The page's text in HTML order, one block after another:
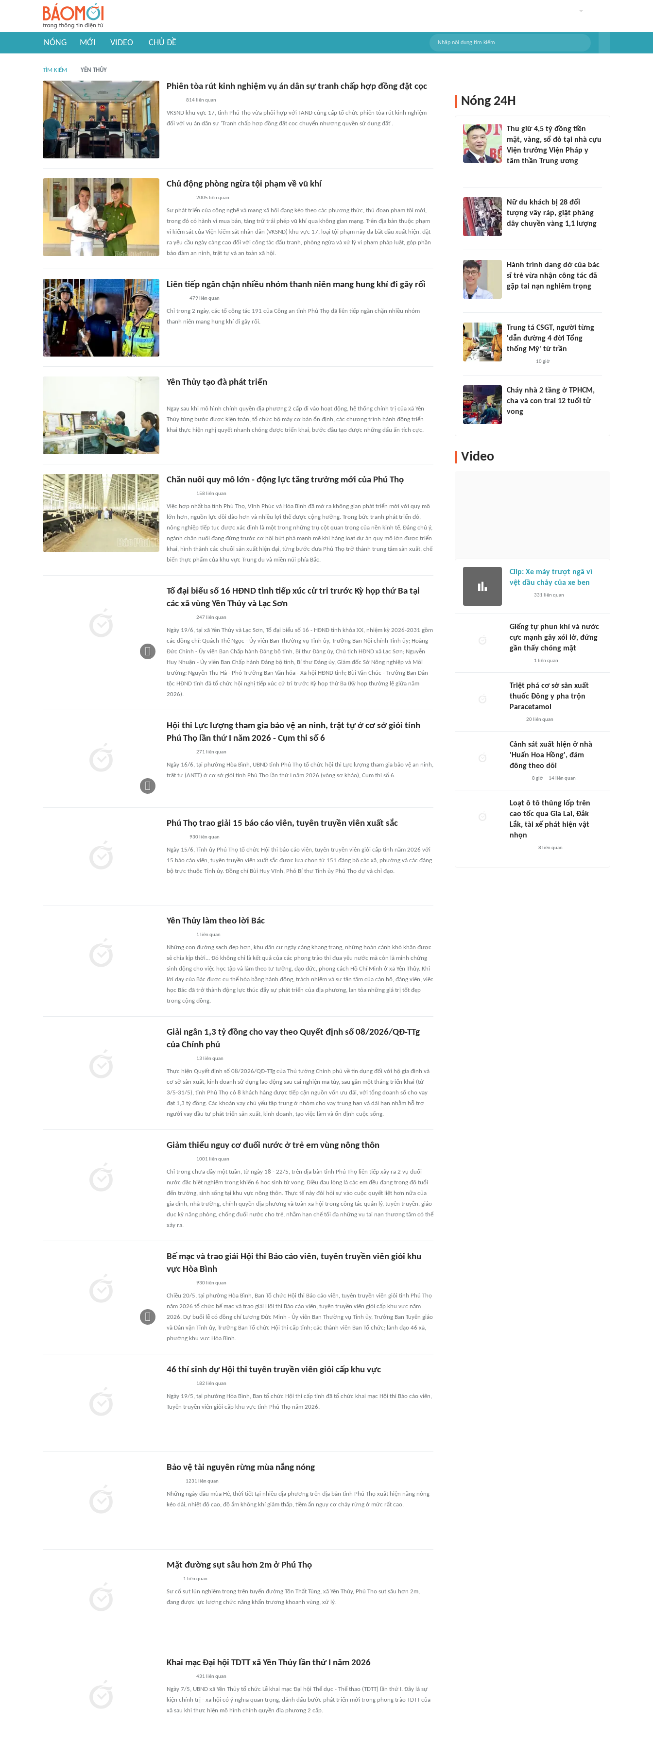
NÓNG MỚI VIDEO CHỦ ĐỀ
TÌM KIẾM YÊN THỦY
Phiên tòa rút kinh nghiệm vụ án dân sự tranh chấp hợp đồng đặt cọc
814liên quan
VKSND khu vực 17, tỉnh Phú Thọ vừa phối hợp với TAND cùng cấp tổ chức phiên tòa rút kinh nghiệm
đối với vụ án dân sự 'Tranh chấp hợp đồng đặt cọc chuyển nhượng quyền sử dụng đất'.
Chủ động phòng ngừa tội phạm về vũ khí
2005 liên quan
Sự phát triển của công nghệ và mạng xã hội đang kéo theo các phương thức, thủ đoạn phạm tội mới,
trong đó có hành vi mua bán, tàng trữ trái phép vũ khí qua không gian mạng. Trên địa bàn thuộc phạm
vi kiểm sát của Viện kiểm sát nhân dân (VKSND) khu vực 17, loại tội phạm này đã bắt đầu xuất hiện, đặt
ra yêu cầu ngày càng cao đối với công tác đấu tranh, phòng ngừa và xử lý vi phạm pháp luật, góp phần
bảo đảm an ninh, trật tự và an toàn xã hội.
Liên tiếp ngăn chặn nhiều nhóm thanh niên mang hung khí đi gây rối
479 liên quan
Chỉ trong 2 ngày, các tổ công tác 191 của Công an tỉnh Phú Thọ đã liên tiếp ngăn chặn nhiều nhóm
thanh niên mang hung khí đi gây rối.
Yên Thủy tạo đà phát triển
Ngay sau khi mô hình chính quyền địa phương 2 cấp đi vào hoạt động, hệ thống chính trị của xã Yên
Thủy từng bước được kiện toàn, tổ chức bộ máy cơ bản ổn định, các chương trình hành động triển
khai thực hiện nghị quyết nhanh chóng được triển khai, bước đầu tạo được những dấu ấn tích cực.
Chăn nuôi quy mô lớn - động lực tăng trưởng mới của Phú Thọ
158 liên quan
Việc hợp nhất ba tỉnh Phú Thọ, Vĩnh Phúc và Hòa Bình đã mở ra không gian phát triển mới với quy mô
lớn hơn, nguồn lực dồi dào hơn và nhiều lợi thế được cộng hưởng. Trong bức tranh phát triển đó,
nông nghiệp tiếp tục được xác định là một trong những trụ cột quan trọng của nền kinh tế. Đáng chú ý,
ngành chăn nuôi đang đứng trước cơ hội bứt phá mạnh mẽ khi hàng loạt dự án quy mô lớn được triển
khai, hình thành các chuỗi sản xuất hiện đại, từng bước đưa Phú Thọ trở thành trung tâm sản xuất, chế
biến thực phẩm của khu vực Trung du và miền núi phía Bắc.
Tổ đại biểu số 16 HĐND tỉnh tiếp xúc cử tri trước Kỳ họp thứ Ba tại
các xã vùng Yên Thủy và Lạc Sơn
247 liên quan
Ngày 19/6, tại xã Yên Thủy và Lạc Sơn, Tổ đại biểu số 16 - HĐND tỉnh khóa XX, nhiệm kỳ 2026-2031 gồm
các đồng chí: Quách Thế Ngọc - Ủy viên Ban Thường vụ Tỉnh ủy, Trưởng Ban Nội chính Tỉnh ủy; Hoàng
Đức Chính - Ủy viên Ban Chấp hành Đảng bộ tỉnh, Bí thư Đảng ủy, Chủ tịch HĐND xã Lạc Sơn; Nguyễn
Huy Nhuận - Ủy viên Ban Chấp hành Đảng bộ tỉnh, Bí thư Đảng ủy, Giám đốc Sở Nông nghiệp và Môi
trường; Nguyễn Thu Hà - Phó Trưởng Ban Văn hóa - Xã hội HĐND tỉnh; Bùi Văn Chúc - Trưởng Ban Dân
tộc HĐND tỉnh đã tổ chức hội nghị tiếp xúc cử tri trước Kỳ họp thứ Ba (Kỳ họp thường lệ giữa năm
2026).
Hội thi Lực lượng tham gia bảo vệ an ninh, trật tự ở cơ sở giỏi tỉnh
Phú Thọ lần thứ I năm 2026 - Cụm thi số 6
271 liên quan
Ngày 16/6, tại phường Hòa Bình, UBND tỉnh Phú Thọ tổ chức hội thi Lực lượng tham gia bảo vệ an ninh,
trật tự (ANTT) ở cơ sở giỏi tỉnh Phú Thọ lần thứ I năm 2026 (vòng sơ khảo), Cụm thi số 6.
Phú Thọ trao giải 15 báo cáo viên, tuyên truyền viên xuất sắc
930 liên quan
Ngày 15/6, Tỉnh ủy Phú Thọ tổ chức Hội thi báo cáo viên, tuyên truyền viên giỏi cấp tỉnh năm 2026 với
15 báo cáo viên, tuyên truyền viên xuất sắc được lựa chọn từ 151 đảng bộ các xã, phường và các đảng
bộ trực thuộc Tỉnh ủy. Đồng chí Bùi Huy Vĩnh, Phó Bí thư Tỉnh ủy Phú Thọ dự và chỉ đạo.
Yên Thủy làm theo lời Bác
1 liên quan
Những con đường sạch đẹp hơn, khu dân cư ngày càng khang trang, những hoàn cảnh khó khăn được
sẻ chia kịp thời... Đó không chỉ là kết quả của các phong trào thi đua yêu nước mà còn là minh chứng
sinh động cho việc học tập và làm theo tư tưởng, đạo đức, phong cách Hồ Chí Minh ở xã Yên Thủy. Khi
lời dạy của Bác được cụ thể hóa bằng hành động, trách nhiệm và sự tận tâm của cán bộ, đảng viên, việc
học Bác đã trở thành động lực thúc đẩy sự phát triển của địa phương, lan tỏa những giá trị tốt đẹp
trong cộng đồng.
Giải ngân 1,3 tỷ đồng cho vay theo Quyết định số 08/2026/QĐ-TTg
của Chính phủ
13 liên quan
Thực hiện Quyết định số 08/2026/QĐ-TTg của Thủ tướng Chính phủ về tín dụng đối với hộ gia đình và
cơ sở sản xuất, kinh doanh sử dụng lao động sau cai nghiện ma túy, sau gần một tháng triển khai (từ
3/5-31/5), tỉnh Phú Thọ có 8 khách hàng được tiếp cận nguồn vốn ưu đãi, với tổng doanh số cho vay
đạt 1,3 tỷ đồng. Các khoản vay chủ yếu tập trung ở nhóm cho vay trung hạn và dài hạn nhằm hỗ trợ
người vay đầu tư phát triển sản xuất, kinh doanh, tạo việc làm và ổn định cuộc sống.
Giảm thiểu nguy cơ đuối nước ở trẻ em vùng nông thôn
1001 liên quan
Chỉ trong chưa đầy một tuần, từ ngày 18 - 22/5, trên địa bàn tỉnh Phú Thọ liên tiếp xảy ra 2 vụ đuối
nước đặc biệt nghiêm trọng khiến 6 học sinh tử vong. Điều đau lòng là các em đều đang trong độ tuổi
đến trường, sinh sống tại khu vực nông thôn. Thực tế này đòi hỏi sự vào cuộc quyết liệt hơn nữa của
gia đình, nhà trường, chính quyền địa phương và toàn xã hội trong công tác quản lý, tuyên truyền, giáo
dục kỹ năng phòng, chống đuối nước cho trẻ, nhằm hạn chế tối đa những vụ tai nạn thương tâm có thể
xảy ra.
Bế mạc và trao giải Hội thi Báo cáo viên, tuyên truyền viên giỏi khu
vực Hòa Bình
930 liên quan
Chiều 20/5, tại phường Hòa Bình, Ban Tổ chức Hội thi Báo cáo viên, tuyên truyền viên giỏi tỉnh Phú Thọ
năm 2026 tổ chức bế mạc và trao giải Hội thi Báo cáo viên, tuyên truyền viên giỏi cấp khu vực năm
2026. Dự buổi lễ có đồng chí Lương Đức Minh - Ủy viên Ban Thường vụ Tỉnh ủy, Trưởng Ban Tuyên giáo
và Dân vận Tỉnh ủy, Trưởng Ban Tổ chức Hội thi cấp tỉnh; các thành viên Ban Tổ chức; lãnh đạo 46 xã,
phường khu vực Hòa Bình.
46 thí sinh dự Hội thi tuyên truyền viên giỏi cấp khu vực
182 liên quan
Ngày 19/5, tại phường Hòa Bình, Ban tổ chức Hội thi cấp tỉnh đã tổ chức khai mạc Hội thi Báo cáo viên,
Tuyên truyền viên giỏi cấp khu vực tỉnh Phú Thọ năm 2026.
Bảo vệ tài nguyên rừng mùa nắng nóng
1231 liên quan
Những ngày đầu mùa Hè, thời tiết tại nhiều địa phương trên địa bàn tỉnh Phú Thọ xuất hiện nắng nóng
kéo dài, nhiệt độ cao, độ ẩm không khí giảm thấp, tiềm ẩn nguy cơ cháy rừng ở mức rất cao.
Mặt đường sụt sâu hơn 2m ở Phú Thọ
1 liên quan
Sự cố sụt lún nghiêm trọng trên tuyến đường Tôn Thất Tùng, xã Yên Thủy, Phú Thọ sụt sâu hơn 2m,
đang được lực lượng chức năng khẩn trương khoanh vùng, xử lý.
Khai mạc Đại hội TDTT xã Yên Thủy lần thứ I năm 2026
431 liên quan
Ngày 7/5, UBND xã Yên Thủy tổ chức Lễ khai mạc Đại hội Thể dục - Thể thao (TDTT) lần thứ I. Đây là sự
kiện chính trị - xã hội có ý nghĩa quan trọng, đánh dấu bước phát triển mới trong phong trào TDTT của
xã sau khi thực hiện mô hình chính quyền địa phương 2 cấp.
Nóng 24H
Thu giữ 4,5 tỷ đồng tiền
mặt, vàng, sổ đỏ tại nhà cựu
Viện trưởng Viện Pháp y
tâm thần Trung ương
Nữ du khách bị 28 đối
tượng vây ráp, giật phăng
dây chuyền vàng 1,1 lượng
Hành trình dang dở của bác
sĩ trẻ vừa nhận công tác đã
gặp tai nạn nghiêm trọng
Trung tá CSGT, người từng
'dẫn đường 4 đời Tổng
thống Mỹ' từ trần
10 giờ
Cháy nhà 2 tầng ở TPHCM,
cha và con trai 12 tuổi tử
vong
Video
Clip: Xe máy trượt ngã vì
vệt dầu chảy của xe ben
331 liên quan
Giếng tự phun khí và nước
cực mạnh gây xói lở, đứng
gần thấy chóng mặt
1 liên quan
Triệt phá cơ sở sản xuất
thuốc Đông y pha trộn
Paracetamol
20liên quan
Cảnh sát xuất hiện ở nhà
'Huấn Hoa Hồng', đám
đông theo dõi
8 giờ 14liên quan
Loạt ô tô thủng lốp trên
cao tốc qua Gia Lai, Đắk
Lắk, tài xế phát hiện vật
nhọn
8 liên quan